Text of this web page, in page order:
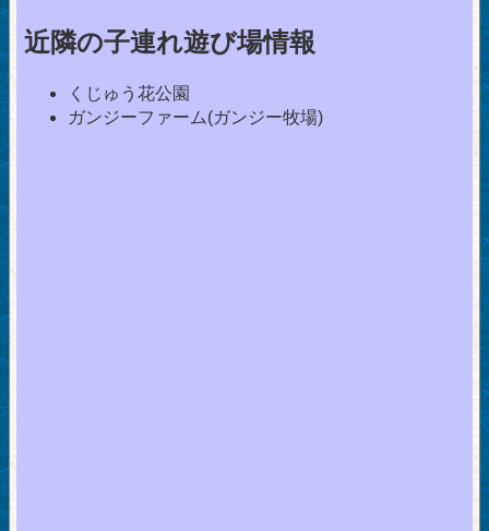
近隣の子連れ遊び場情報
くじゅう花公園
ガンジーファーム(ガンジー牧場)